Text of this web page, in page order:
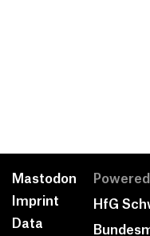
Mastodon
Imprint
Data
HfG